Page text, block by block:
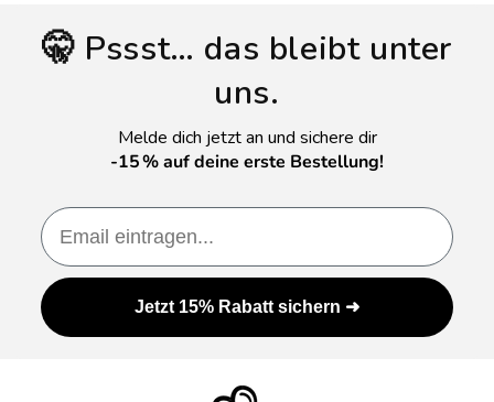
🤫 Pssst… das bleibt unter
uns.
Melde dich jetzt an und sichere dir
-15 % auf deine erste Bestellung!
Email
Jetzt 15% Rabatt sichern ➜